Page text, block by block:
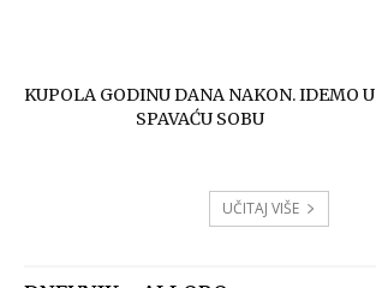
KUPOLA GODINU DANA NAKON. IDEMO U
SPAVAĆU SOBU
UČITAJ VIŠE